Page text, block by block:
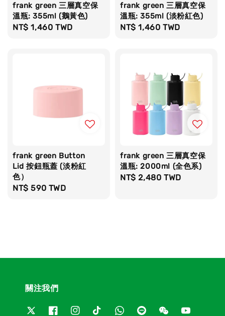
frank green 三層真空保
溫瓶: 355ml (鵝黃色)
Regular
NT$ 1,460 TWD
frank green 三層真空保
溫瓶: 355ml (淡粉紅色)
Regular
NT$ 1,460 TWD
frank green Button
Lid 按鈕瓶蓋 (淡粉紅
色）
Regular
NT$ 590 TWD
frank green 三層真空保
溫瓶: 2000ml (全色系)
Regular
NT$ 2,480 TWD
關注我們